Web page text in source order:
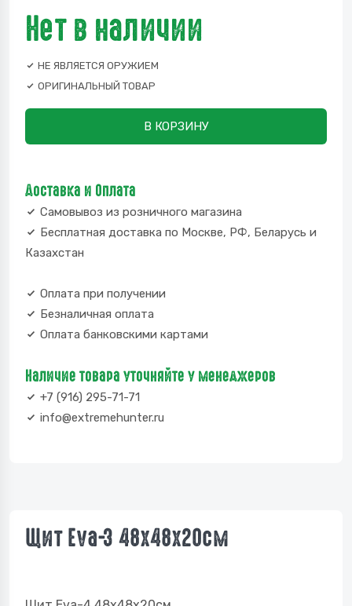
Нет в наличии
НЕ ЯВЛЯЕТСЯ ОРУЖИЕМ
ОРИГИНАЛЬНЫЙ ТОВАР
В КОРЗИНУ
Доставка и Оплата
Самовывоз из розничного магазина
Бесплатная доставка по Москве, РФ, Беларусь и
Казахстан
Оплата при получении
Безналичная оплата
Оплата банковскими картами
Наличие товара уточняйте у менеджеров
+7 (916) 295-71-71
info@extremehunter.ru
Щит Eva-3 48х48х20см